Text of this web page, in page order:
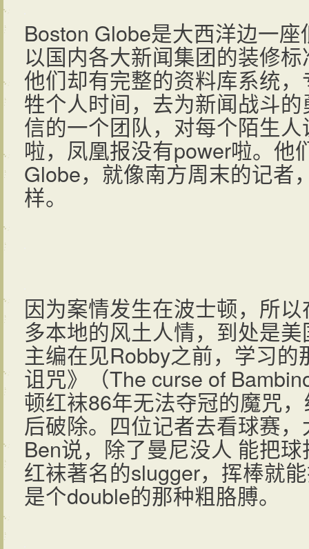
Boston Globe是大西洋边一
以国内各大新闻集团的装修
他们却有完整的资料库系统
牲个人时间，去为新闻战斗
信的一个团队，对每个陌生
啦，凤凰报没有power啦。他
Globe，就像南方周末的记者
样。
因为案情发生在波士顿，所
多本地的风土人情，到处是
主编在见Robby之前，学习
诅咒》（The curse of
顿红袜86年无法夺冠的魔咒
后破除。四位记者去看球赛
Ben说，除了曼尼没人 能把
红袜著名的slugger，挥棒就
是个double的那种粗胳膊。